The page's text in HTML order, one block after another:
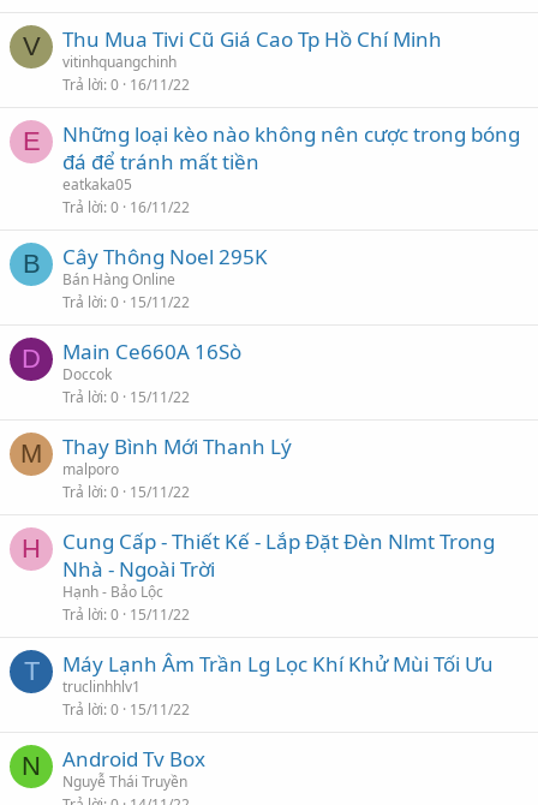
V Thu Mua Tivi Cũ Giá Cao Tp Hồ Chí Minh
vitinhquangchinh
Trả lời 0 16/11/22
E
Những loại kèo nào không nên cược trong bóng
đá để tránh mất tiền
eatkaka05
Trả lời 0 16/11/22
B Cây Thông Noel 295K
Bán Hàng Online
Trả lời 0 15/11/22
D Main Ce660A 16Sò
Doccok
Trả lời 0 15/11/22
M Thay Bình Mới Thanh Lý
malporo
Trả lời 0 15/11/22
H
Cung Cấp - Thiết Kế - Lắp Đặt Đèn Nlmt Trong
Nhà - Ngoài Trời
Hạnh - Bảo Lộc
Trả lời 0 15/11/22
T Máy Lạnh Âm Trần Lg Lọc Khí Khử Mùi Tối Ưu
truclinhhlv1
Trả lời 0 15/11/22
N Android Tv Box
Nguyễ Thái Truyền